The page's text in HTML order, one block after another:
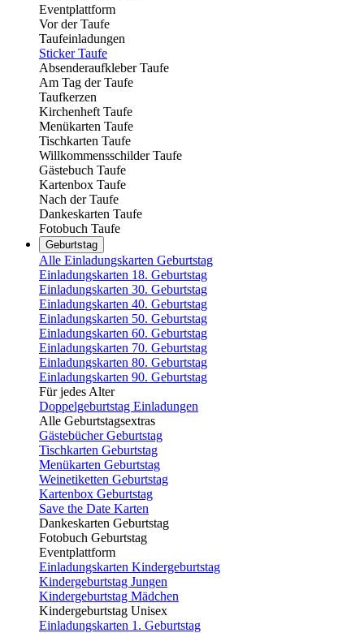
Eventplattform
Vor der Taufe
Taufeinladungen
Sticker Taufe
Absenderaufkleber Taufe
Am Tag der Taufe
Taufkerzen
Kirchenheft Taufe
Menükarten Taufe
Tischkarten Taufe
Willkommensschilder Taufe
Gästebuch Taufe
Kartenbox Taufe
Nach der Taufe
Dankeskarten Taufe
Fotobuch Taufe
Geburtstag
Alle Einladungskarten Geburtstag
Einladungskarten 18. Geburtstag
Einladungskarten 30. Geburtstag
Einladungskarten 40. Geburtstag
Einladungskarten 50. Geburtstag
Einladungskarten 60. Geburtstag
Einladungskarten 70. Geburtstag
Einladungskarten 80. Geburtstag
Einladungskarten 90. Geburtstag
Für jedes Alter
Doppelgeburtstag Einladungen
Alle Geburtstagsextras
Gästebücher Geburtstag
Tischkarten Geburtstag
Menükarten Geburtstag
Weinetiketten Geburtstag
Kartenbox Geburtstag
Save the Date Karten
Dankeskarten Geburtstag
Fotobuch Geburtstag
Eventplattform
Einladungskarten Kindergeburtstag
Kindergeburtstag Jungen
Kindergeburtstag Mädchen
Kindergeburtstag Unisex
Einladungskarten 1. Geburtstag